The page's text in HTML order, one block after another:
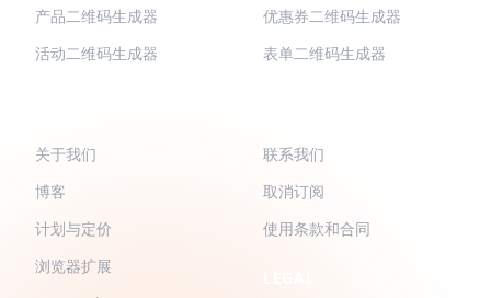
产品二维码生成器
活动二维码生成器
优惠券二维码生成器
表单二维码生成器
关于我们
博客
计划与定价
浏览器扩展
联系我们
取消订阅
使用条款和合同